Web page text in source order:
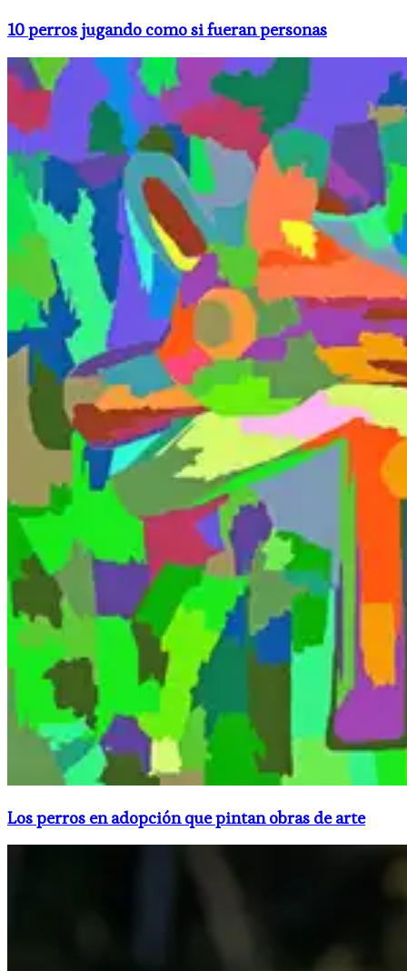
10 perros jugando como si fueran personas
Los perros en adopción que pintan obras de arte